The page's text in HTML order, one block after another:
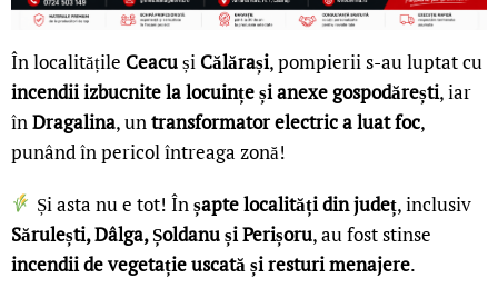
În localitățile Ceacuși Călărași, pompierii s-au luptat cu
incendii izbucnite la locuințe și anexe gospodărești, iar
în Dragalina, un transformator electric a luat foc,
punând în pericol întreaga zonă!
Și asta nu e tot! Înșapte localități din județ, inclusiv
Sărulești, Dâlga, Șoldanu și Perișoru, au fost stinse
incendii de vegetație uscată și resturi menajere.